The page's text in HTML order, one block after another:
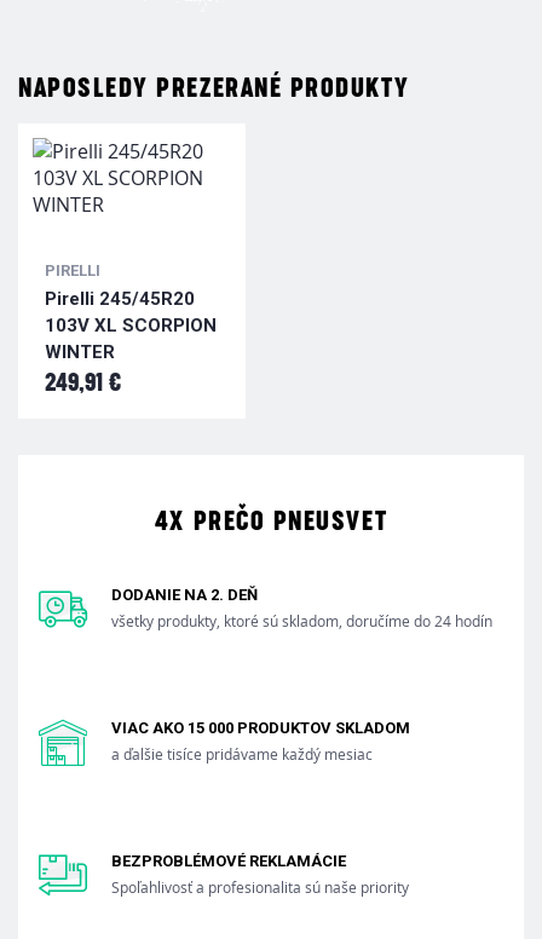
NAPOSLEDY PREZERANÉ PRODUKTY
PIRELLI
Pirelli 245/45R20
103V XL SCORPION
WINTER
249,91 €
4X PREČO PNEUSVET
DODANIE NA 2. DEŇ
všetky produkty, ktoré sú skladom, doručíme do 24 hodín
VIAC AKO 15 000 PRODUKTOV SKLADOM
a ďalšie tisíce pridávame každý mesiac
BEZPROBLÉMOVÉ REKLAMÁCIE
Spoľahlivosť a profesionalita sú naše priority